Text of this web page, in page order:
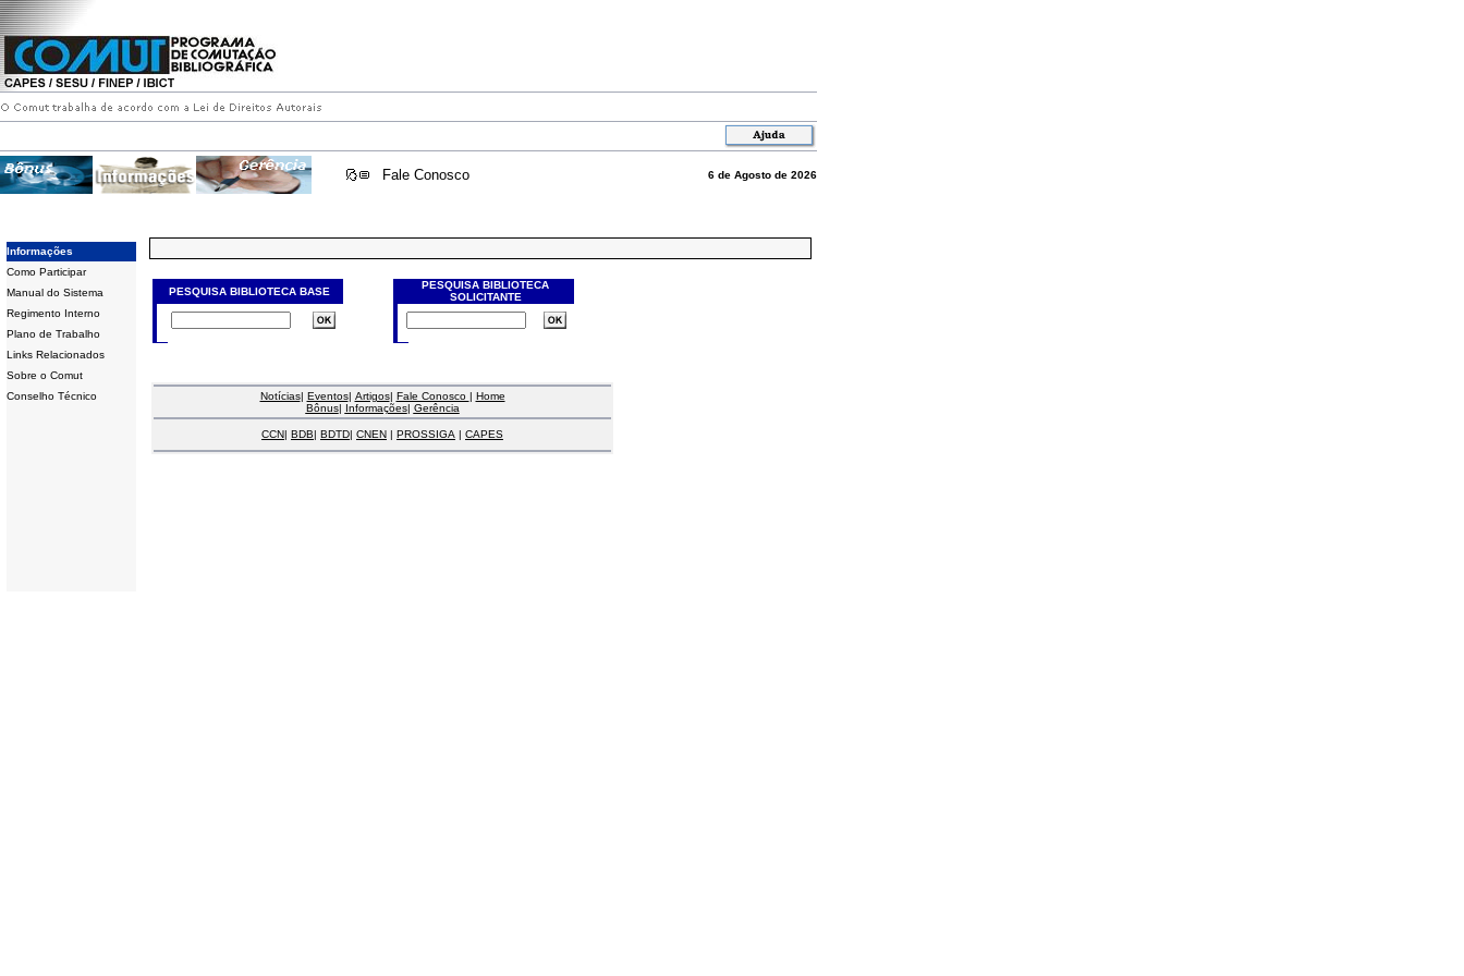
Fale Conosco 6 de Agosto de 2026
Informações
Como Participar
Manual do Sistema
Regimento Interno
Plano de Trabalho
Links Relacionados
Sobre o Comut
Conselho Técnico
PESQUISA BIBLIOTECA BASE
PESQUISA BIBLIOTECA
SOLICITANTE
Notícias| Eventos| Artigos| Fale Conosco | Home
Bônus| Informações| Gerência
CCN| BDB| BDTD| CNEN | PROSSIGA | CAPES